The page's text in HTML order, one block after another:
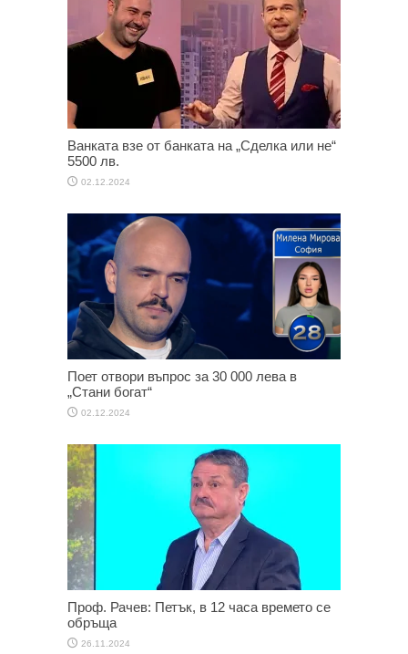
Ванката взе от банката на „Сделка или не“
5500 лв.
02.12.2024
Поет отвори въпрос за 30 000 лева в
„Стани богат“
02.12.2024
Проф. Рачев: Петък, в 12 часа времето се
обръща
26.11.2024